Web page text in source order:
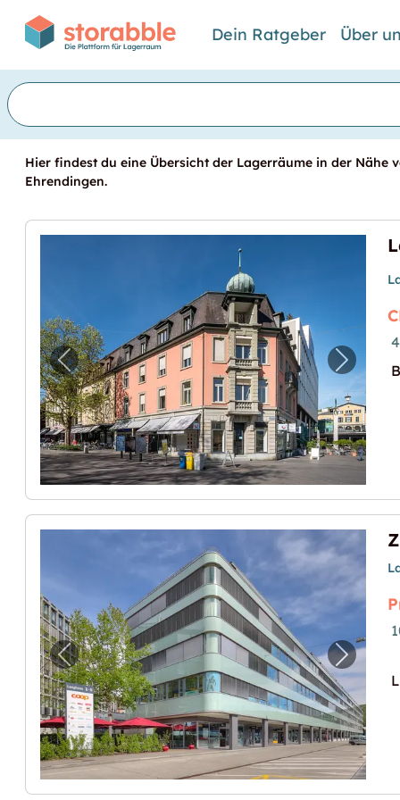
Dein Ratgeber Über
Hier findest du eine Übersicht der Lagerräume in der Nähe
Ehrendingen.
Vorheriges Bild für "Lagerraum am
Vorheriges Bild für "Zentral gelegener